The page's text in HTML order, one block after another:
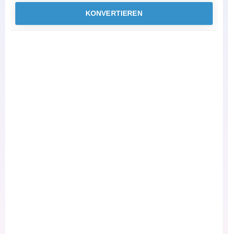
KONVERTIEREN